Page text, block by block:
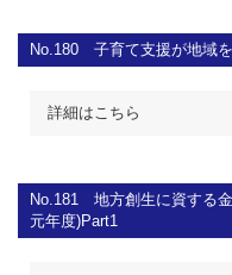
No.180 子育て支援が地域
詳細はこちら
No.181 地方創生に資する
元年度)Part1